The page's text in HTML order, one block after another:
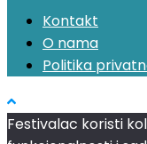
Kontakt
O nama
Politika
Festivalac koristi